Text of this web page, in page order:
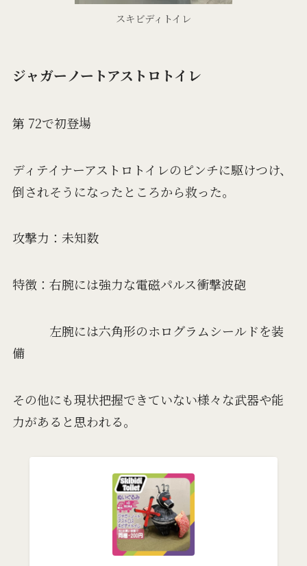
スキビディトイレ
ジャガーノートアストロトイレ
第 72で初登場
ディテイナーアストロトイレのピンチに駆けつけ、
倒されそうになったところから救った。
攻撃力：未知数
特徴：右腕には強力な電磁パルス衝撃波砲
左腕には六角形のホログラムシールドを装
備
その他にも現状把握できていない様々な武器や能
力があると思われる。